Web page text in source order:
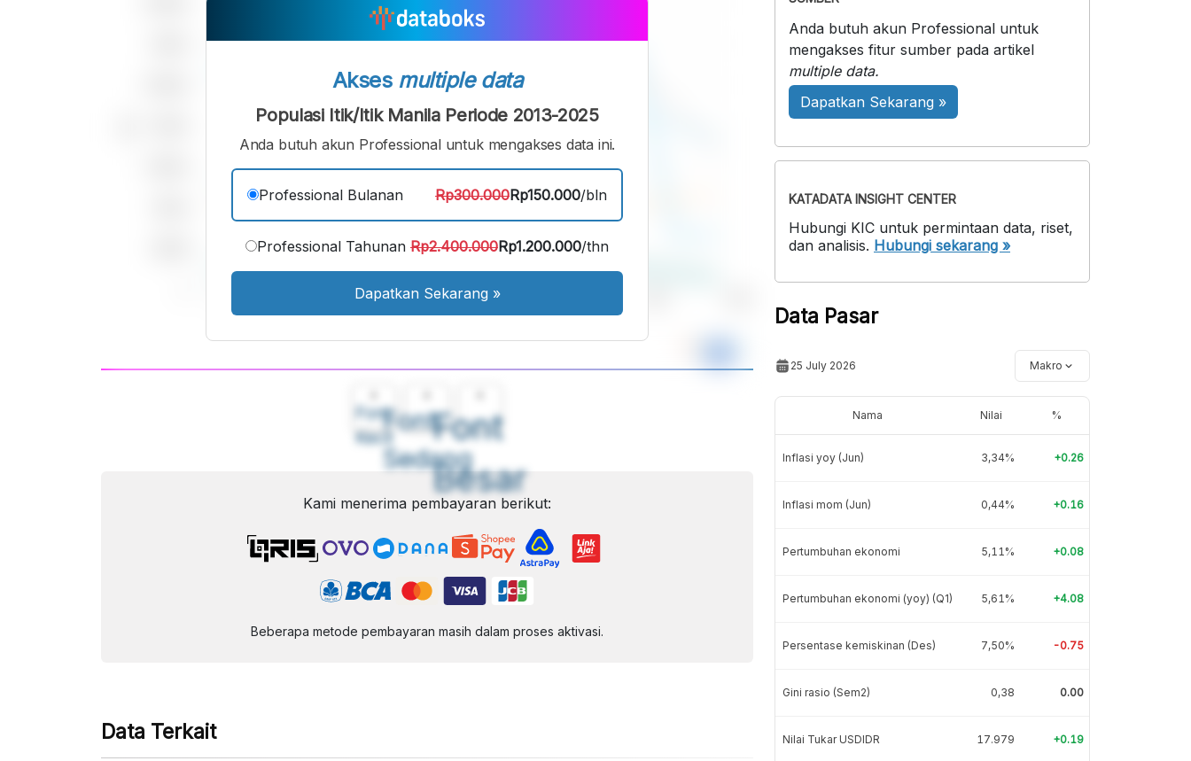
Font
Kecil
Font
Sedang
Font
Besar
Akses multiple data
Populasi Itik/Itik Manila Periode 2013-2025
Anda butuh akun Professional untuk mengakses data ini.
Professional Bulanan Rp300.000Rp150.000/bln
Professional Tahunan Rp2.400.000Rp1.200.000/thn
Dapatkan Sekarang »
Kami menerima pembayaran berikut:
Beberapa metode pembayaran masih dalam proses aktivasi.
Data Terkait
Anda butuh akun Professional untuk
mengakses fitur sumber pada artikel
multiple data.
Dapatkan Sekarang »
KATADATA INSIGHT CENTER
Hubungi KIC untuk permintaan data, riset,
dan analisis. Hubungi sekarang »
Data Pasar
25 July 2026 Makro
Nama Nilai %
Inflasi yoy (Jun) 3,34% +0.26
Inflasi mom (Jun) 0,44% +0.16
Pertumbuhan ekonomi 5,11% +0.08
Pertumbuhan ekonomi (yoy) (Q1) 5,61% +4.08
Persentase kemiskinan (Des) 7,50% -0.75
Gini rasio (Sem2) 0,38 0.00
Nilai Tukar USDIDR 17.979 +0.19